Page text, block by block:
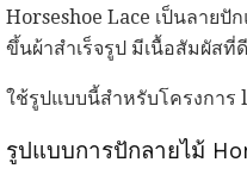
Horseshoe Lace เป็นลาย
ขึ้นผ้าสำเร็จรูป มีเนื้อสัมผัสที่
ใช้รูปแบบนี้สำหรับโครงกา
รูปแบบการปักลายไม้